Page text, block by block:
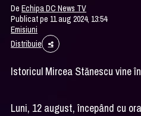
DeEchipa DC News TV
Publicat pe 11 aug 2024, 13:54
Emisiuni
Distribuie
Istoricul Mircea Stănescu vine
Luni, 12 august, începând cu